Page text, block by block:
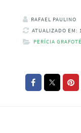
RAFAEL PAULINO
ATUALIZADO EM:
PERÍCIA